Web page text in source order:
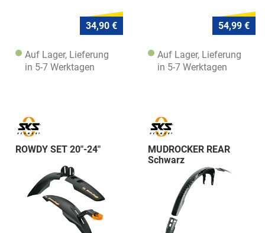
34,90 €
Auf Lager, Lieferung
in 5-7 Werktagen
54,99 €
Auf Lager, Lieferung
in 5-7 Werktagen
ROWDY SET 20"-24"
MUDROCKER REAR
Schwarz